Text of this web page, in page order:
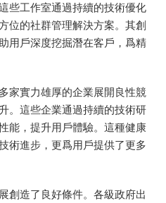
些工作室通過持續的技術優化
位的社群管理解決方案。其創
用戶深度挖掘潛在客戶，爲精
多家實力雄厚的企業展開良性競
。這些企業通過持續的技術研
能，提升用戶體驗。這種健康
術進步，更爲用戶提供了更多
創造了良好條件。各級政府出